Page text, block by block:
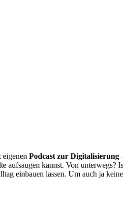
Podcast zur Digitalisierung
aufsaugen kannst. Von
einbauen lassen. Um auch ja